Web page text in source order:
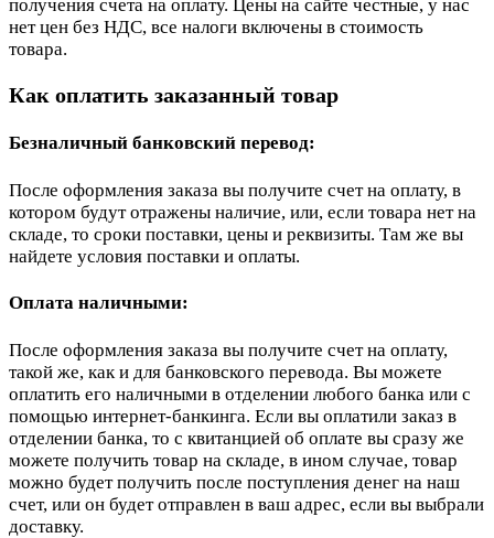
получения счета на оплату. Цены на сайте честные, у нас
нет цен без НДС, все налоги включены в стоимость
товара.
Как оплатить заказанный товар
Безналичный банковский перевод:
После оформления заказа вы получите счет на оплату, в
котором будут отражены наличие, или, если товара нет на
складе, то сроки поставки, цены и реквизиты. Там же вы
найдете условия поставки и оплаты.
Оплата наличными:
После оформления заказа вы получите счет на оплату,
такой же, как и для банковского перевода. Вы можете
оплатить его наличными в отделении любого банка или с
помощью интернет-банкинга. Если вы оплатили заказ в
отделении банка, то с квитанцией об оплате вы сразу же
можете получить товар на складе, в ином случае, товар
можно будет получить после поступления денег на наш
счет, или он будет отправлен в ваш адрес, если вы выбрали
доставку.